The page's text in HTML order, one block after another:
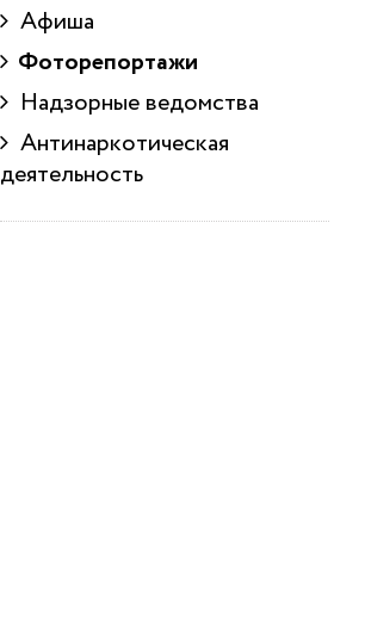
Афиша
Фоторепортажи
Надзорные ведомства
Антинаркотическая
деятельность